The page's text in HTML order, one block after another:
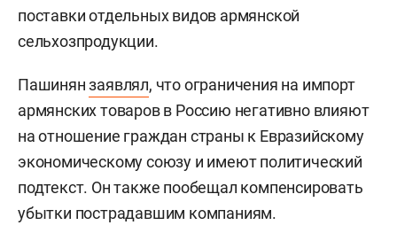
поставки отдельных видов армянской
сельхозпродукции.
Пашинянзаявлял, что ограничения на импорт
армянских товаров в Россию негативно влияют
на отношение граждан страны к Евразийскому
экономическому союзу и имеют политический
подтекст. Он также пообещал компенсировать
убытки пострадавшим компаниям.